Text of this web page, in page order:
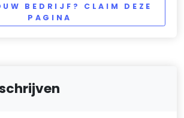
BEDRIJF? CLAIM DEZE
PAGINA